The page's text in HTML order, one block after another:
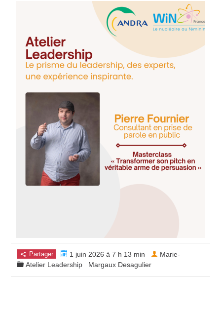
Partager
1 juin 2026 à 7 h 13 min
Atelier Leadership
Marie-
Margaux Desagulier